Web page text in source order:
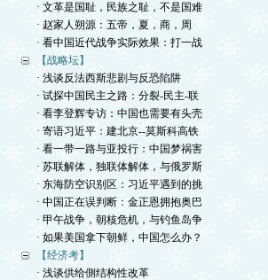
· 文革是国耻，民族之耻，不是国难
· 赵家人朔源：五帝，夏，商，周
· 看中国近代战争实际效果：打一战
【战略坛】
· 浅谈反法西斯悲剧与反恐陷阱
· 试探中国民主之路：分裂-民主-联
· 看李登辉专访：中国也需要有头壳
· 寄语习近平：建北京--莫斯科高铁
· 看一带一路与亚投行：中国梦祸害
· 苏联解体，独联体解体，与俄罗斯
· 东海防空识别区：习近平遇到的挑
· 中国正在误判断：金正恩拥抱奥巴
· 甲午战争，朝核危机，与钓鱼岛争
· 如果美国拿下朝鲜，中国怎么办？
【经济考】
· 浅谈供给側结构性改革